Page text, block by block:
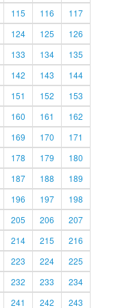
115 116
117
124 125
126
133 134
135
142 143
144
151 152
153
160 161
162
169 170
171
178 179
180
187 188
189
196 197
198
205 206
207
214 215
216
223 224
225
232 233
234
241 242 243